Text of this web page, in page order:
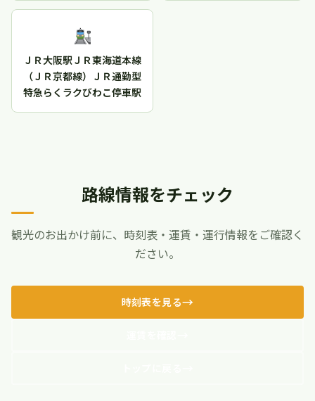
ＪＲ大阪駅ＪＲ東海道本線
（ＪＲ京都線）ＪＲ通勤型
特急らくラクびわこ停車駅
路線情報をチェック
観光のお出かけ前に、時刻表・運賃・運行情報をご確認く
ださい。
時刻表を見る